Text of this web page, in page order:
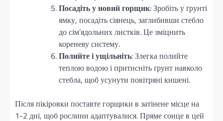
Посадіть у новий горщик: Зробіть у ґрунті
ямку, посадіть сіянець, заглибивши стебло
до сім’ядольних листків. Це зміцнить
кореневу систему.
Полийте і ущільніть: Злегка полийте
теплою водою і притисніть ґрунт навколо
стебла, щоб усунути повітряні кишені.
Після пікіровки поставте горщики в затінене місце на
1-2 дні, щоб рослини адаптувалися. Пряме сонце в цей